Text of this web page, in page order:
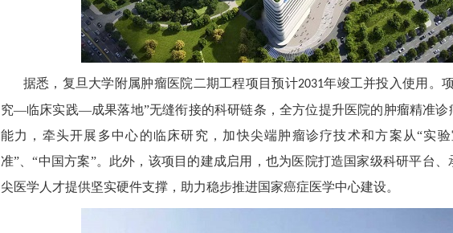
据悉，复旦大学附属肿瘤医院二期工程项目预计2031年竣工并投入使用。
究—临床实践—成果落地”无缝衔接的科研链条，全方位提升医院的肿瘤精准诊
能力，牵头开展多中心的临床研究，加快尖端肿瘤诊疗技术和方案从“实
准”、“中国方案”。此外，该项目的建成启用，也为医院打造国家级科研平台
尖医学人才提供坚实硬件支撑，助力稳步推进国家癌症医学中心建设。